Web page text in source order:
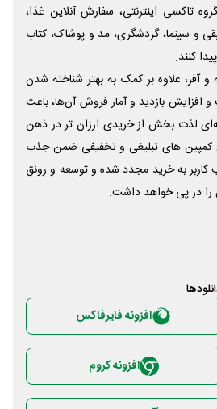
تاکسی اینترنتی، سفارش آنلاین غذا،
و سینما، گردشگری، مد و پوشاک، کتاب
کنند.
و آفر، علاوه بر کمک به بهتر شناخته شدن
افزایش بازدید و آمار فروش آن‌ها، باعث
لذت بخش از خریدی ارزان تر در ذهن
کمپین های تبلیغی و تخفیفی ضمن جذب
به خرید مجدد شده و توسعه و رونق
را در پی خواهد داشت.
افزونه فایرفاکس
افزونه کروم